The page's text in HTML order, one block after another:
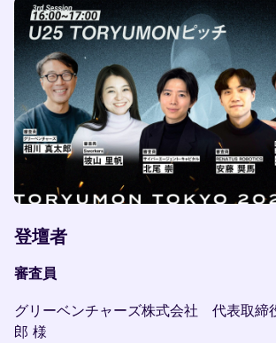
登壇者
審査員
グリーベンチャーズ株式会社 代表取締
郎 様